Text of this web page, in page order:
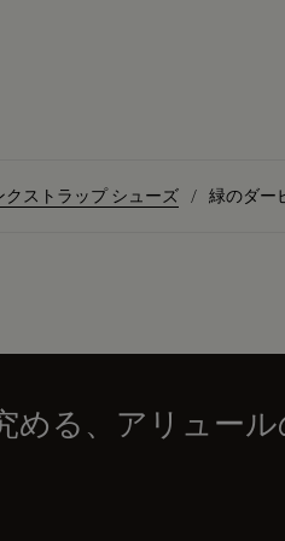
クストラップ シューズ 緑のダー
める、アリュール